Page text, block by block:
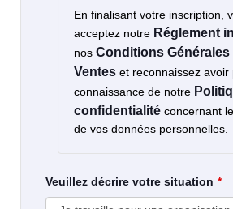
En finalisant votre inscription,
acceptez notre Réglement
nos Conditions Générales
Ventes et reconnaissez avoir
connaissance de notre
confidentialité concernant
de vos données personnelles.
Veuillez décrire votre situation